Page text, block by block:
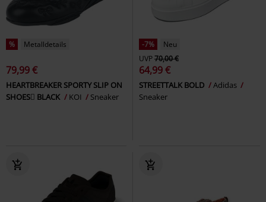
% Metalldetails
79,99 €
HEARTBREAKER SPORTY SLIP ON
SHOES BLACK
KOI Sneaker
-7%
Neu
UVP70,00 €
64,99 €
STREETTALK BOLD
Adidas
Sneaker